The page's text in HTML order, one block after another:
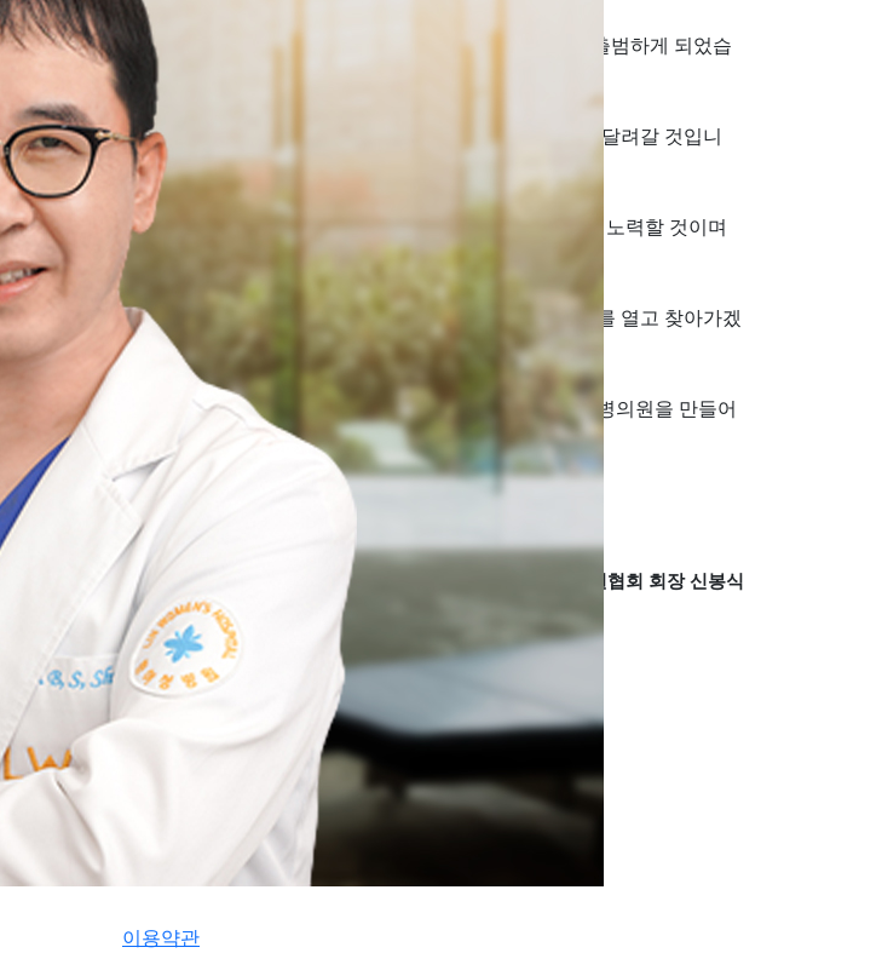
대한분만병의원협회는 전국 분만병의원의 의사들의 열망이 반영되어 출범하게 되었습
회원을 위한 분만병의원협회를 만들고 분만병의원 살리기를 위해 함께 달려갈 것입니
다.
분만병의원의 자존심을 세우고 국민에게 존경과 신뢰를 받을 수 있도록 노력할 것이며
소신 진료로 신나는 진료실이 될 수 있도록 최선을 다할 것입니다.
자랑스런 분만병의원협회는 회원 여러분의 어려움을 위해 언제든지 귀를 열고 찾아가겠
습니다.
풍요롭고 신나는 진료실, 행복한 분만병의원 의사, 기쁜 우리 회원 분만병의원을 만들어
가겠습니다.
감사합니다.
㈜대한분만병의원협회 회장 신봉식
이용약관